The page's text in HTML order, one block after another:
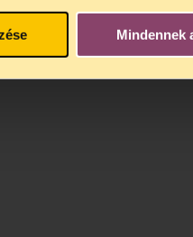
Mindennek